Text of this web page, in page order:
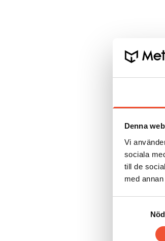
Denna
Vi
sociala
till de
med